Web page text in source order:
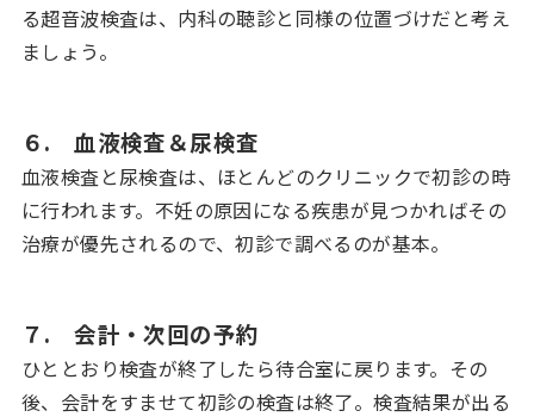
る超音波検査は、内科の聴診と同様の位置づけだと考え
ましょう。
６. 血液検査＆尿検査
血液検査と尿検査は、ほとんどのクリニックで初診の時
に行われます。不妊の原因になる疾患が見つかればその
治療が優先されるので、初診で調べるのが基本。
７. 会計・次回の予約
ひととおり検査が終了したら待合室に戻ります。その
後、会計をすませて初診の検査は終了。検査結果が出る